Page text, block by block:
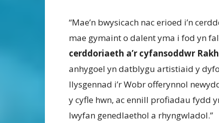
“Mae’n bwysicach nac erioed i’n
mae gymaint o dalent yma i fod yn
cerddoriaeth a’r cyfansoddwr
anhygoel yn datblygu artistiaid y
llysgennad i’r Wobr offerynnol
y cyfle hwn, ac ennill profiadau fydd
lwyfan genedlaethol a rhyngwladol.”